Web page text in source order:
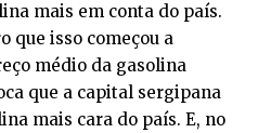
mais em conta do país.
que isso começou a
médio da gasolina
que a capital sergipana
mais cara do país. E, no